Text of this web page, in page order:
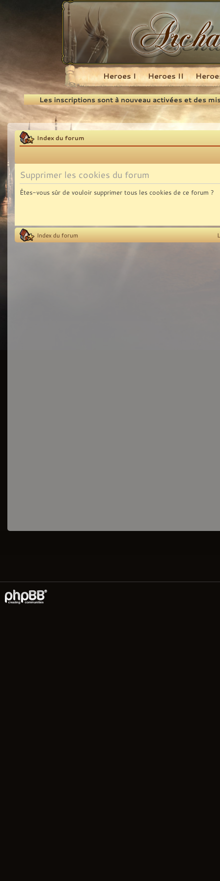
Recherche
Heroes I Heroes II
Les inscriptions sont à nouveau activées et des
Index du forum
Supprimer les cookies du forum
Êtes-vous sûr de vouloir supprimer tous les cookies de ce forum ?
Index du forum